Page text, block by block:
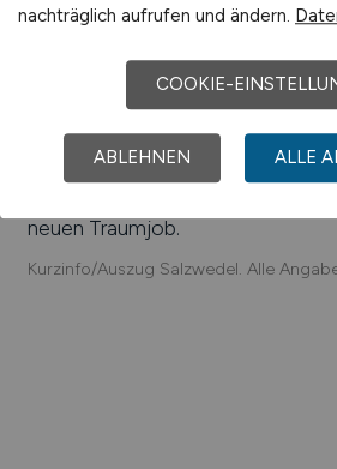
Einfach online aktuelle
und Umgebung suchen.
unserem Stellenmarkt über
Karriereperspektiven in
Machen Sie den nächsten Schritt
neuen Traumjob.
Kurzinfo/Auszug Salzwedel. Alle
nachträglich aufrufen und ändern.
COOKIE-
ABLEHNEN ALLE